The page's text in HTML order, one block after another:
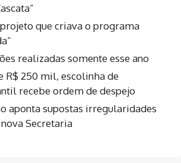
que criava o programa
realizadas somente esse ano
R$ 250 mil, escolinha de
recebe ordem de despejo
aponta supostas irregularidades
Secretaria